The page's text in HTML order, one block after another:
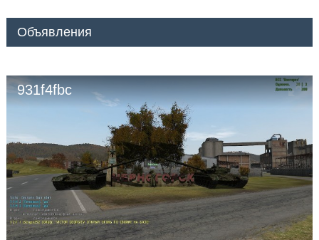
Объявления
931f4fbc